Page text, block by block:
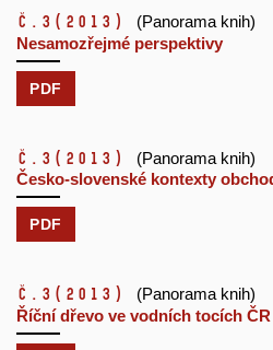
č.3 (2013)
(Panorama knih)
Nesamozřejmé perspektivy
PDF
č.3 (2013)
(Panorama knih)
Česko-slovenské kontexty
PDF
č.3 (2013)
(Panorama knih)
Říční dřevo ve vodních tocích ČR